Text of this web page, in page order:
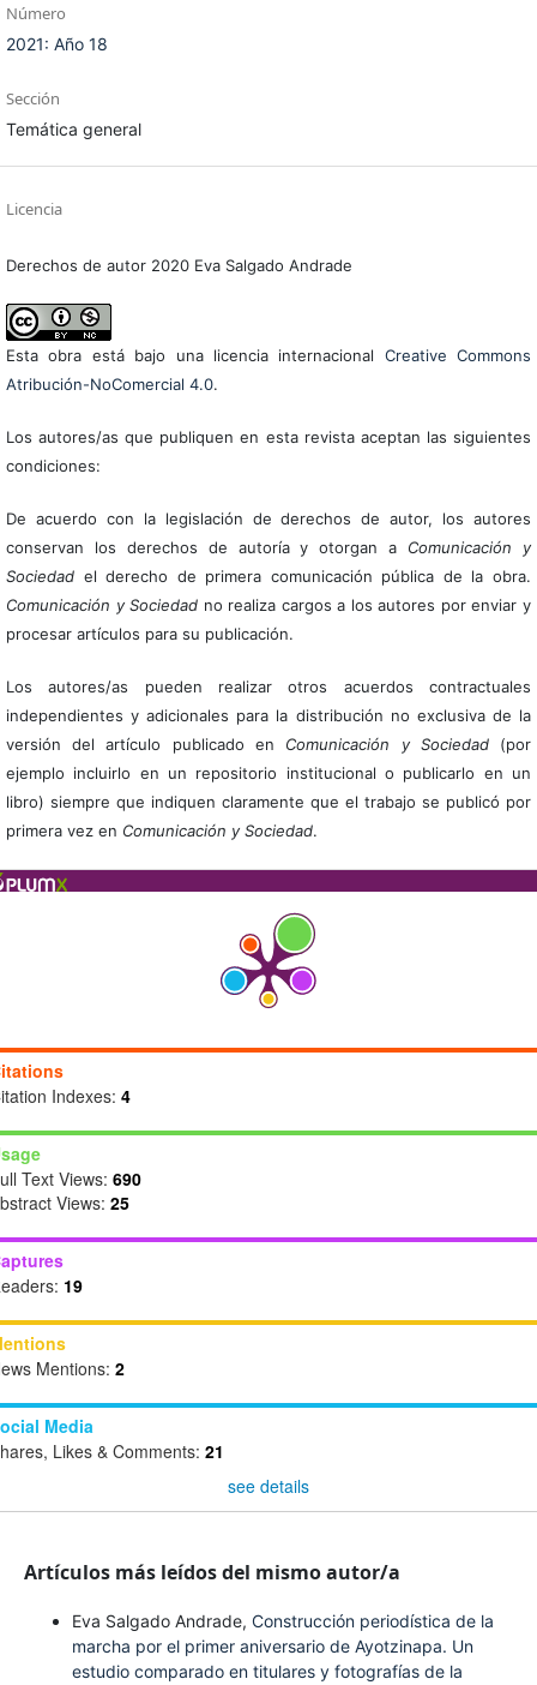
Número
2021: Año 18
Sección
Temática general
Licencia
Derechos de autor 2020 Eva Salgado Andrade
Esta obra está bajo una licencia internacional Creative Commons
Atribución-NoComercial 4.0.
Los autores/as que publiquen en esta revista aceptan las siguientes
condiciones:
De acuerdo con la legislación de derechos de autor, los autores
conservan los derechos de autoría y otorgan a Comunicación y
Sociedadel derecho de primera comunicación pública de la obra.
Comunicación y Sociedad no realiza cargos a los autores por enviar y
procesar artículos para su publicación.
Los autores/as pueden realizar otros acuerdos contractuales
independientes y adicionales para la distribución no exclusiva de la
versión del artículo publicado en Comunicación y Sociedad(por
ejemplo incluirlo en un repositorio institucional o publicarlo en un
libro) siempre que indiquen claramente que el trabajo se publicó por
primera vez en Comunicación y Sociedad.
Indexes: 4
Text Views: 690
Views: 25
19
Mentions: 2
Media
Likes & Comments: 21
see details
Artículos más leídos del mismo autor/a
Eva Salgado Andrade, Construcción periodística de la
marcha por el primer aniversario de Ayotzinapa. Un
estudio comparado en titulares y fotografías de la